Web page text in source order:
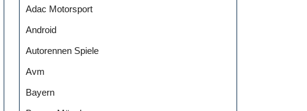
Adac Motorsport
Android
Autorennen Spiele
Avm
Bayern